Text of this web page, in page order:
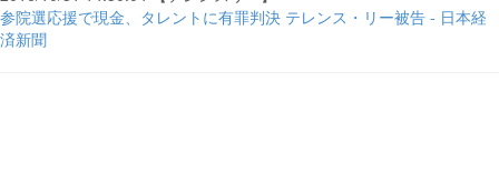
参院選応援で現金、タレントに有罪判決 テレンス・リー被告 - 日本経
済新聞